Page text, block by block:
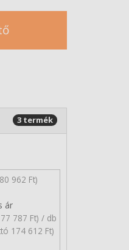
3 termék
962 Ft)
ár
787 Ft) / db
174 612 Ft)